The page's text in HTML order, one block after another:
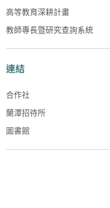
高等教育深耕計畫
教師專長暨研究查詢系統
連結
合作社
蘭潭招待所
圖書館